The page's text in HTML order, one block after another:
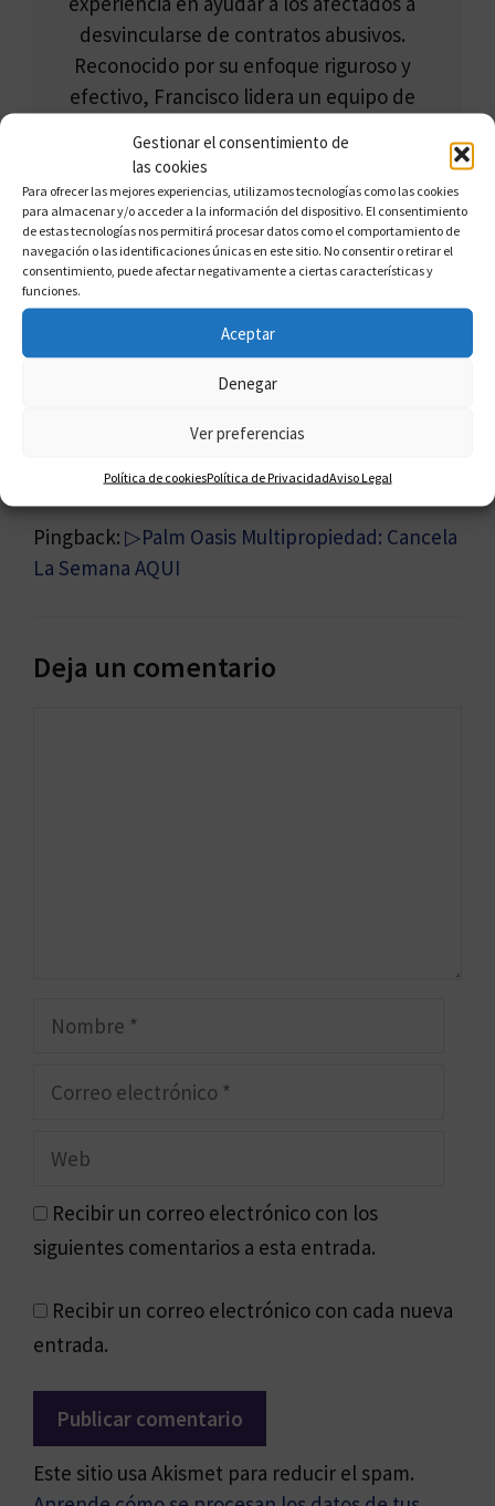
Gestionar el consentimiento de
las cookies
Para ofrecer las mejores experiencias, utilizamos tecnologías como las cookies
para almacenar y/o acceder a la información del dispositivo. El consentimiento
de estas tecnologías nos permitirá procesar datos como el comportamiento de
navegación o las identificaciones únicas en este sitio. No consentir o retirar el
consentimiento, puede afectar negativamente a ciertas características y
funciones.
Aceptar
Denegar
Ver preferencias
Política de cookiesPolítica de PrivacidadAviso Legal
desvincularse de contratos abusivos.
Reconocido por su enfoque riguroso y
efectivo, Francisco lidera un equipo de
protección de los derechos de los
consumidores y la anulación de
contratos.
1 comentario en «¿Quiere
Vender su Semana de
Multipropiedad?»
Pingback: ▷Palm Oasis Multipropiedad: Cancela
La Semana AQUI
Deja un comentario
Nombre
Correo
Web
Recibir un correo electrónico con los
siguientes comentarios a esta entrada.
Recibir un correo electrónico con cada nueva
entrada.
Este sitio usa Akismet para reducir el spam.